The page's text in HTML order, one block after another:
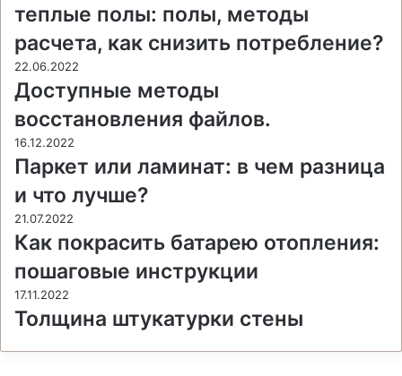
теплые полы: полы, методы
расчета, как снизить потребление?
22.06.2022
Доступные методы
восстановления файлов.
16.12.2022
Паркет или ламинат: в чем разница
и что лучше?
21.07.2022
Как покрасить батарею отопления:
пошаговые инструкции
17.11.2022
Толщина штукатурки стены